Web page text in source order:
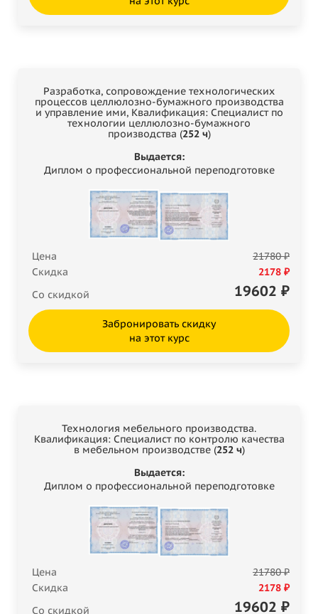
Разработка, сопровождение технологических
процессов целлюлозно-бумажного производства
и управление ими, Квалификация: Специалист по
технологии целлюлозно-бумажного
производства (252 ч)
Выдается:
Диплом о профессиональной переподготовке
Цена
21780 ₽
Скидка
2178 ₽
Со скидкой
19602 ₽
Забронировать скидку
на этот курс
Технология мебельного производства.
Квалификация: Специалист по контролю качества
в мебельном производстве (252 ч)
Выдается:
Диплом о профессиональной переподготовке
Цена
21780 ₽
Скидка
2178 ₽
Со скидкой
19602 ₽